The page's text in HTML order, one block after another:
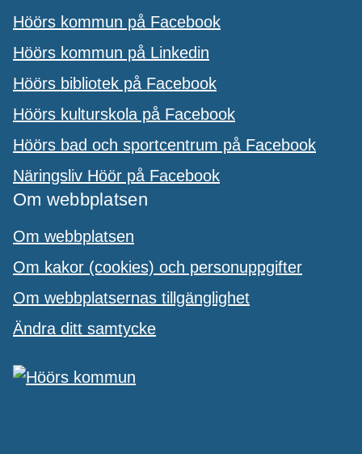
Höörs kommun på Facebook
Höörs kommun på Linkedin
Höörs bibliotek på Facebook
Höörs kulturskola på Facebook
Höörs bad och sportcentrum på Facebook
Näringsliv Höör på Facebook
Om webbplatsen
Om webbplatsen
Om kakor (cookies) och personuppgifter
Om webbplatsernas tillgänglighet
Ändra ditt samtycke